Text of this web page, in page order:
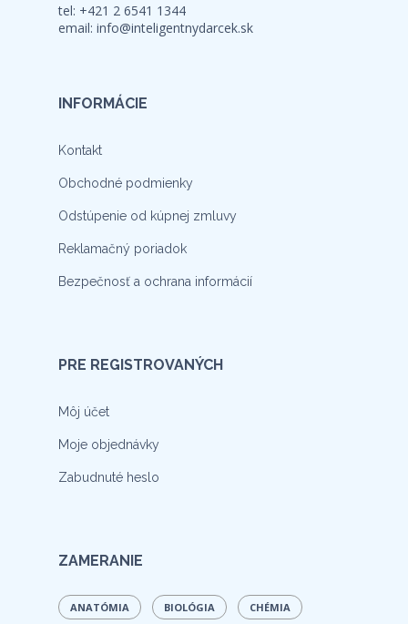
tel: +421 2 6541 1344
email: info@inteligentnydarcek.sk
INFORMÁCIE
Kontakt
Obchodné podmienky
Odstúpenie od kúpnej zmluvy
Reklamačný poriadok
Bezpečnosť a ochrana informácií
PRE REGISTROVANÝCH
Môj účet
Moje objednávky
Zabudnuté heslo
ZAMERANIE
ANATÓMIA BIOLÓGIA CHÉMIA